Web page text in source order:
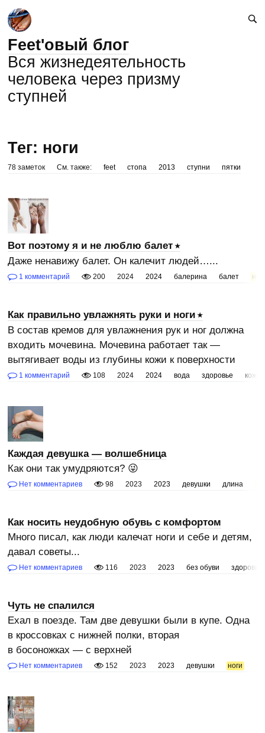
Feet'овый блог
Вся жизнедеятельность
человека через призму
ступней
Тег: ноги
78 заметок См. также: feet стопа 2013 ступни пятки
Вот поэтому я и не люблю балет
Даже ненавижу балет. Он калечит людей…...
1 комментарий 200 2024 2024 балерина балет
Как правильно увлажнять руки и ноги
В состав кремов для увлажнения рук и ног должна
входить мочевина. Мочевина работает так —
вытягивает воды из глубины кожи к поверхности
1 комментарий 108 2024 2024 вода здоровье кожа
Каждая девушка — волшебница
Как они так умудряются? 😜
Нет комментариев 98 2023 2023 девушки длина
Как носить неудобную обувь с комфортом
Много писал, как люди калечат ноги и себе и детям,
давал советы...
Нет комментариев 116 2023 2023 без обуви здоровье
Чуть не спалился
Ехал в поезде. Там две девушки были в купе. Одна
в кроссовках с нижней полки, вторая
в босоножках — с верхней
Нет комментариев 152 2023 2023 девушки ноги